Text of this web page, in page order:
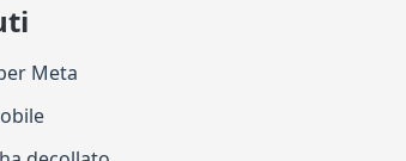
Meta